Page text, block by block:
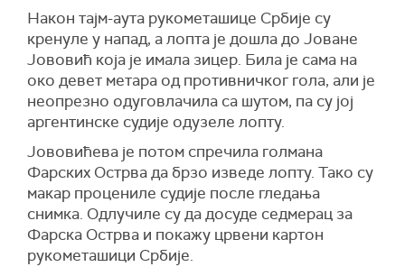
Након тајм-аута рукометашице Србије су
кренуле у напад, а лопта је дошла до Јоване
Јововић која је имала зицер. Била је сама на
око девет метара од противничког гола, али је
неопрезно одуговлачила са шутом, па су јој
аргентинске судије одузеле лопту.
Јововићева је потом спречила голмана
Фарских Острва да брзо изведе лопту. Тако су
макар процениле судије после гледања
снимка. Одлучиле су да досуде седмерац за
Фарска Острва и покажу црвени картон
рукометашици Србије.